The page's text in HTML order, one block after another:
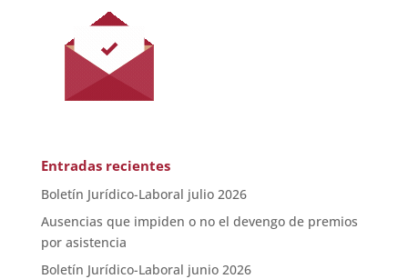
Entradas recientes
Boletín Jurídico-Laboral julio 2026
Ausencias que impiden o no el devengo de premios
por asistencia
Boletín Jurídico-Laboral junio 2026